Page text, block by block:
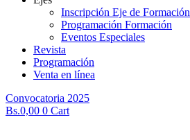
Inscripción Eje de Formación
Programación Formación
Eventos Especiales
Revista
Programación
Venta en línea
Convocatoria 2025
Bs.0,00 0 Cart